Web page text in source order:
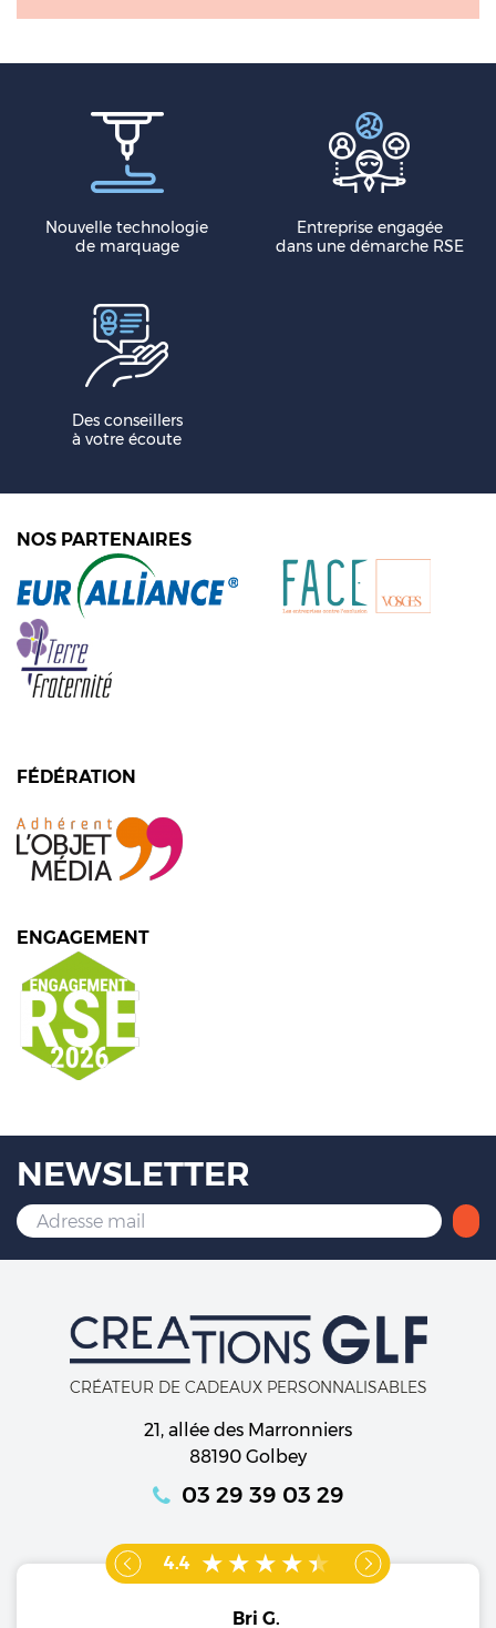
Nouvelle technologie
de marquage
Entreprise engagée
dans une démarche RSE
Des conseillers
à votre écoute
NOS PARTENAIRES
FÉDÉRATION
ENGAGEMENT
NEWSLETTER
CRÉATEUR DE CADEAUX PERSONNALISABLES
21, allée des Marronniers
88190 Golbey
03 29 39 03 29
4.4
Bri G.